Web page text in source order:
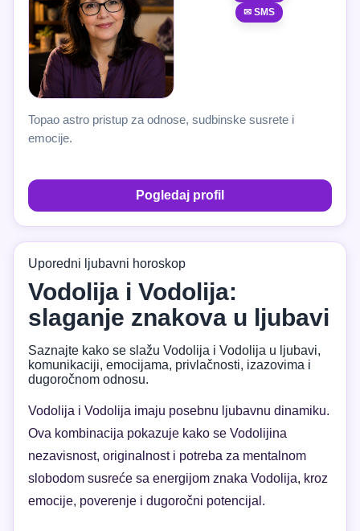
✉ SMS
Topao astro pristup za odnose, sudbinske susrete i
emocije.
Pogledaj profil
Uporedni ljubavni horoskop
Vodolija i Vodolija:
slaganje znakova u ljubavi
Saznajte kako se slažu Vodolija i Vodolija u ljubavi,
komunikaciji, emocijama, privlačnosti, izazovima i
dugoročnom odnosu.
Vodolija i Vodolija imaju posebnu ljubavnu dinamiku.
Ova kombinacija pokazuje kako se Vodolijina
nezavisnost, originalnost i potreba za mentalnom
slobodom susreće sa energijom znaka Vodolija, kroz
emocije, poverenje i dugoročni potencijal.